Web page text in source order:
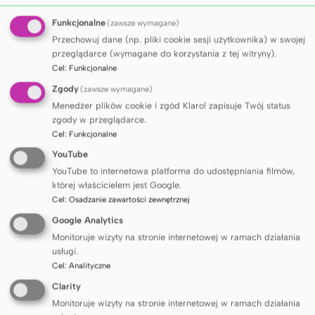
Szczepionkami Przeciwnowotworowymi
Uniwersytetu Gdańskiego, Politechnika Gdańska,
Uniwersytet Jagielloński, Międzynarodowy Instytut
Biologii Molekularnej i Komórkowej w Warszawie)
i zagranicy, m.in. Wielkiej Brytanii (University of
Oxford, University of Edinburgh, Imperial College
London), Szwecji (Karolinska Institutet), Austrii
(Medical University of Vienna), Holandii (University
Medical Center Groningen) i Francji (Necker
Hospital, Sorbonne University). Rozwijamy nasze
możliwości dzięki uczestnictwie w European
Competence Network on Mastocytosis.
ZAKRES WSPÓŁPRACY
1. Badania czynnościowe układu oddechowego
(spirometria, DLCO, bodypletyzmografia, badanie
Funkcjonalne(zawsze wymagane)
Przechowuj dane (np. pliki cookie sesji użytkownika) w swojej
przeglądarce (wymagane do korzystania z tej witryny).
Cel: Funkcjonalne
Zgody(zawsze wymagane)
Menedżer plików cookie i zgód Klaro! zapisuje Twój status
zgody w przeglądarce.
Cel: Funkcjonalne
YouTube
YouTube to internetowa platforma do udostępniania filmów,
której właścicielem jest Google.
Cel: Osadzanie zawartości zewnętrznej
Google Analytics
Monitoruje wizyty na stronie internetowej w ramach działania
usługi.
Cel: Analityczne
Clarity
Monitoruje wizyty na stronie internetowej w ramach działania